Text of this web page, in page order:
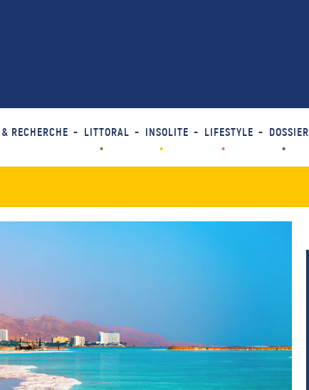
RECHERCHE LITTORAL INSOLITE LIFESTYLE DOSSIER